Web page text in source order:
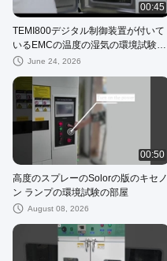
00:45
TEMI800デジタル制御装置が付いて
いるEMCの温度の湿気の環境試験の
部屋June 24, 2026
00:50
高度のスプレーのSolorの版のキセノ
ン ランプの環境試験の部屋
August 08, 2026